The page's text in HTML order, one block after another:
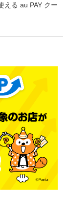
える au PAY クー